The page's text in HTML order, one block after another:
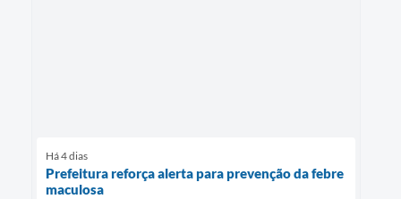
Há 4 dias
Prefeitura reforça alerta para prevenção da febre
maculosa